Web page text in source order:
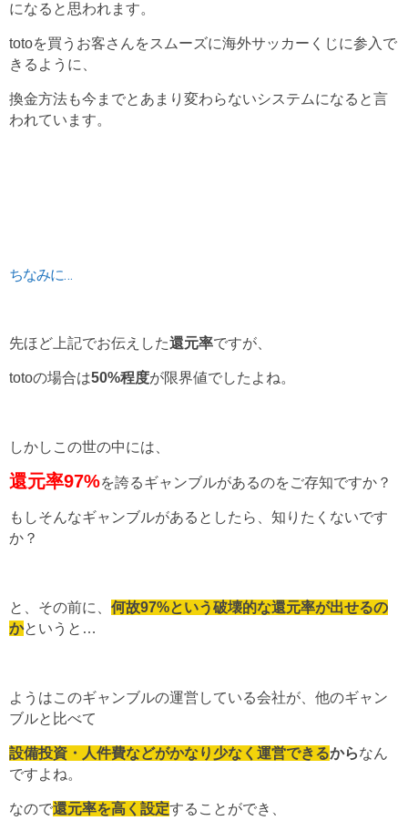
になると思われます。
totoを買うお客さんをスムーズに海外サッカーくじに参入で
きるように、
換金方法も今までとあまり変わらないシステムになると言
われています。
ちなみに…
先ほど上記でお伝えした還元率ですが、
totoの場合は50%程度が限界値でしたよね。
しかしこの世の中には、
還元率97%を誇るギャンブルがあるのをご存知ですか？
もしそんなギャンブルがあるとしたら、知りたくないです
か？
と、その前に、 何故97%という破壊的な還元率が出せるの
かというと…
ようはこのギャンブルの運営している会社が、他のギャン
ブルと比べて
設備投資・人件費などがかなり少なく運営できるからなん
ですよね。
なので還元率を高く設定することができ、